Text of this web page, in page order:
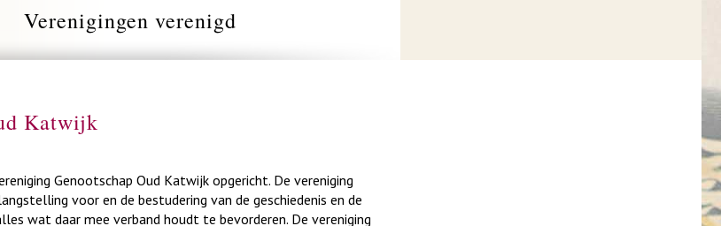
Verenigingen verenigd
Katwijk
Genootschap Oud Katwijk opgericht. De vereniging
voor en de bestudering van de geschiedenis en de
wat daar mee verband houdt te bevorderen. De vereniging